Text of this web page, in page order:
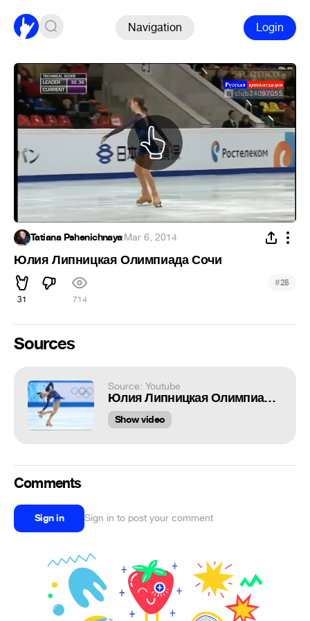
Navigation Login
Tatiana Pshenichnaya·Mar 6, 2014
Юлия Липницкая Олимпиада Сочи
31 714
#25
Sources
Source: Youtube
Юлия Липницкая Олимпиада Сочи
Show video
Comments
Sign in Sign in to post your comment